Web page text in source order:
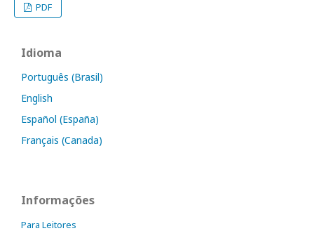
PDF
Idioma
Português (Brasil)
English
Español (España)
Français (Canada)
Informações
Para Leitores